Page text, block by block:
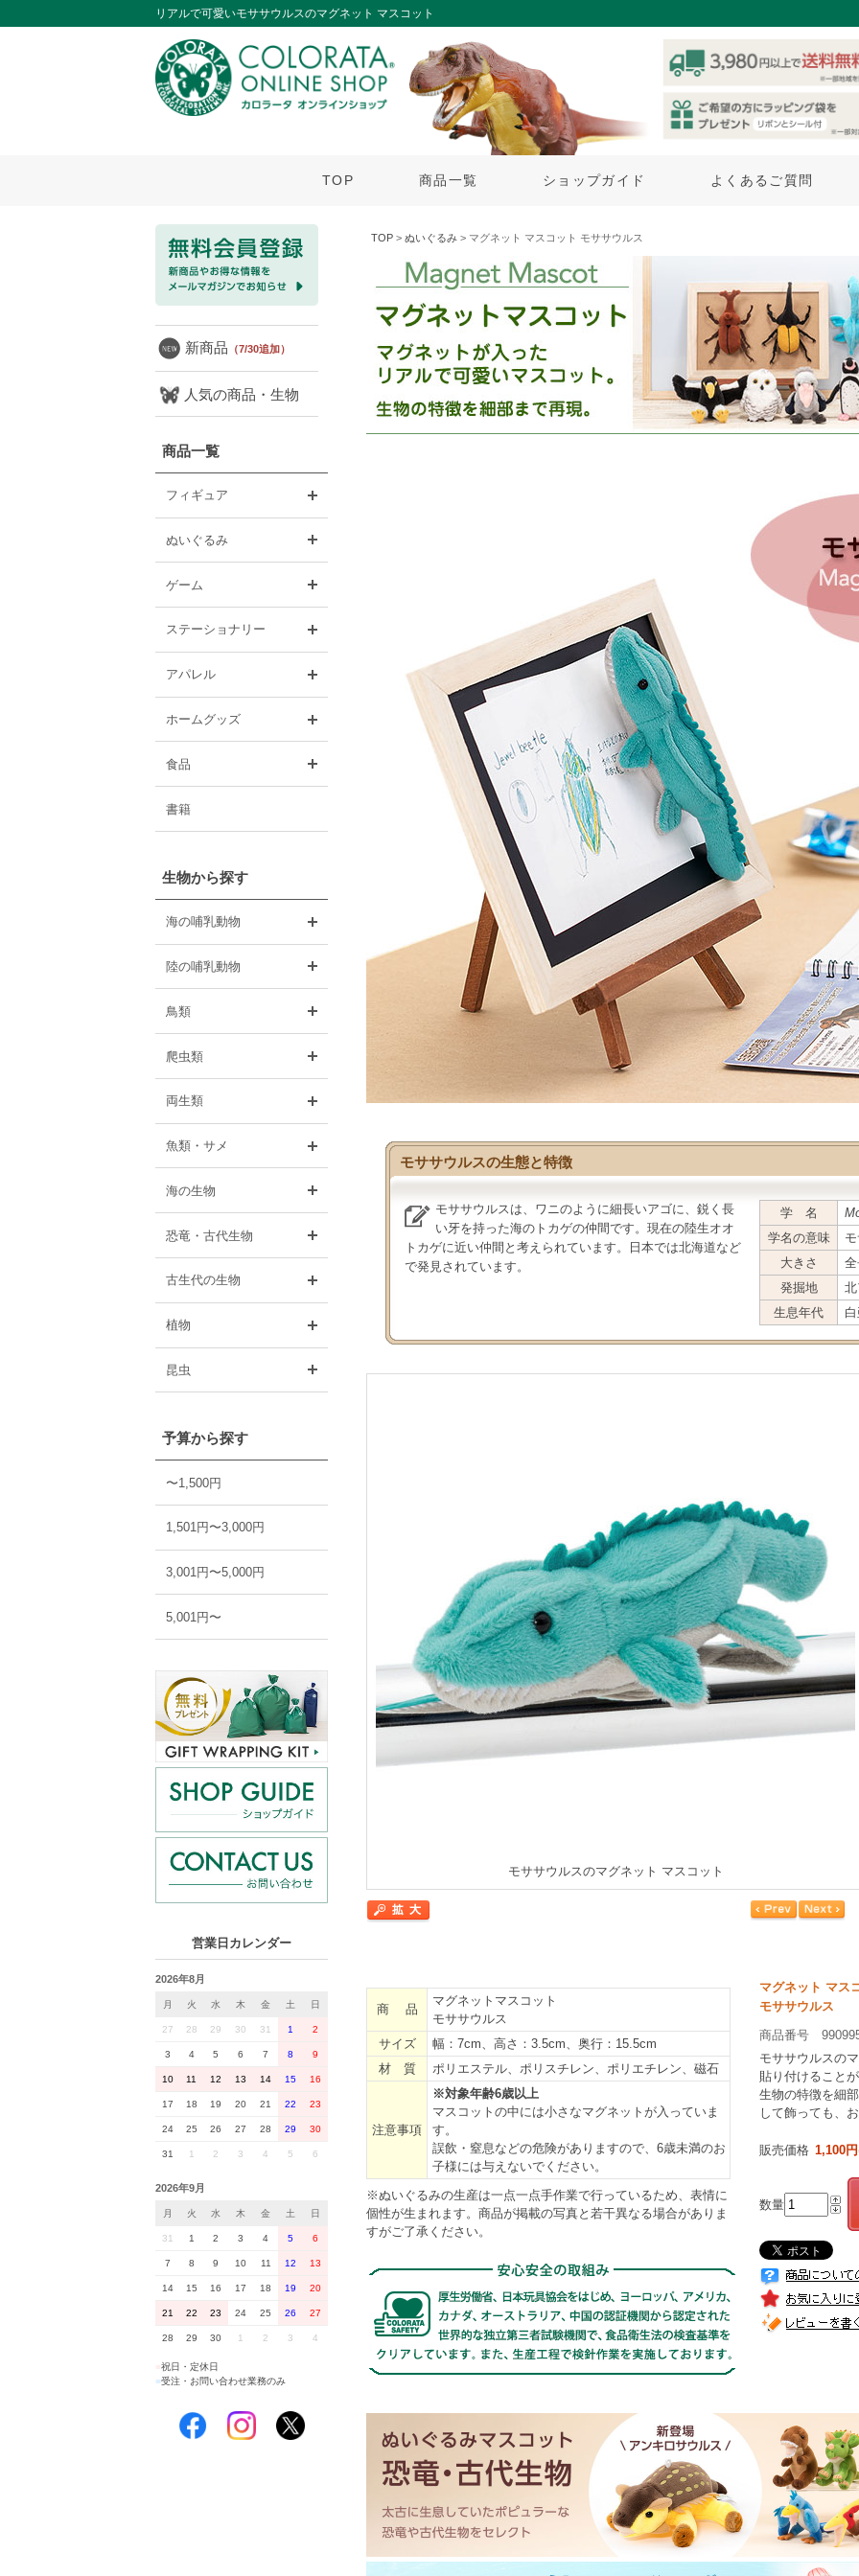
リアルで可愛いモササウルスのマグネット マスコット
TOP 商品一覧 ショップガイド よくあるご質問
新商品 （7/30追加）
人気の商品・生物
商品一覧
フィギュア
ぬいぐるみ
ゲーム
ステーショナリー
アパレル
ホームグッズ
食品
書籍
生物から探す
海の哺乳動物
陸の哺乳動物
鳥類
爬虫類
両生類
魚類・サメ
海の生物
恐竜・古代生物
古生代の生物
植物
昆虫
予算から探す
〜1,500円
1,501円〜3,000円
3,001円〜5,000円
5,001円〜
営業日カレンダー
2026年8月
月 火 水 木 金 土 日
27 28 29 30 31 1 2
3 4 5 6 7 8 9
10 11 12 13 14 15 16
17 18 19 20 21 22 23
24 25 26 27 28 29 30
31 1 2 3 4 5 6
2026年9月
月 火 水 木 金 土 日
31 1 2 3 4 5 6
7 8 9 10 11 12 13
14 15 16 17 18 19 20
21 22 23 24 25 26 27
28 29 30 1 2 3 4
祝日・定休日
■受注・お問い合わせ業務のみ
TOP > ぬいぐるみ > マグネット マスコット モササウルス
モササウルスの生態と特徴
モササウルス は、ワニのように細長いアゴに、鋭く長
い牙を持った海のトカゲの仲間です。現在の陸生オオ
トカゲに近い仲間と考えられています。日本では北海道など
で発見されています。
学 名
学名の意味
大きさ
発掘地
生息年代
モササウルスのマグネット マスコット
商 品
マグネットマスコット
モササウルス
サイズ
幅：7cm、高さ：3.5cm、奥行：15.5cm
材 質
ポリエステル、ポリスチレン、ポリエチレン、磁石
注意事項
※対象年齢6歳以上
マスコットの中には小さなマグネットが入っていま
す。
誤飲・窒息などの危険がありますので、6歳未満のお
子様には与えないでください。
※ぬいぐるみの生産は一点一点手作業で行っているため、表情に
個性が生まれます。商品が掲載の写真と若干異なる場合がありま
すがご了承ください。
マグネット マス
モササウルス
商品番号
モササウルスの
貼り付けること
生物の特徴を細
して飾っても、
販売価格 1,100円
数量